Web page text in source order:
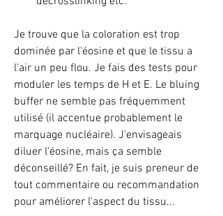
Je trouve que la coloration est trop
dominée par l'éosine et que le tissu a
l'air un peu flou. Je fais des tests pour
moduler les temps de H et E. Le bluing
buffer ne semble pas fréquemment
utilisé (il accentue probablement le
marquage nucléaire). J'envisageais
diluer l'éosine, mais ça semble
déconseillé? En fait, je suis preneur de
tout commentaire ou recommandation
pour améliorer l'aspect du tissu...